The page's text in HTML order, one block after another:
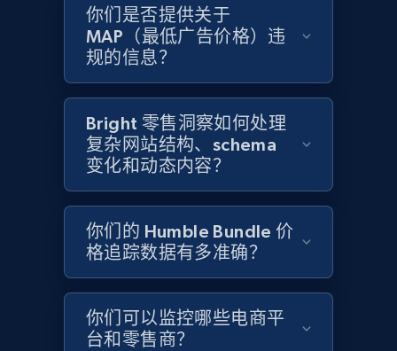
and more.
2.1K+ 355+
Home Depot US - Discover products by
specified URL
URL, Domain, Country code, Model number,
Sku, Product id, Product name, Manufacturer,
and more.
2.1K+ 355+ 立即开始
你们是否提供关于
MAP（最低广告价格）违
规的信息？
Bright 零售洞察如何处理
复杂网站结构、schema
变化和动态内容？
你们的 Humble Bundle 价
格追踪数据有多准确？
你们可以监控哪些电商平
台和零售商？